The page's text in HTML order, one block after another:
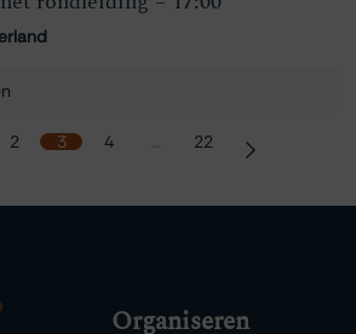
2 3 4 … 22
Organiseren